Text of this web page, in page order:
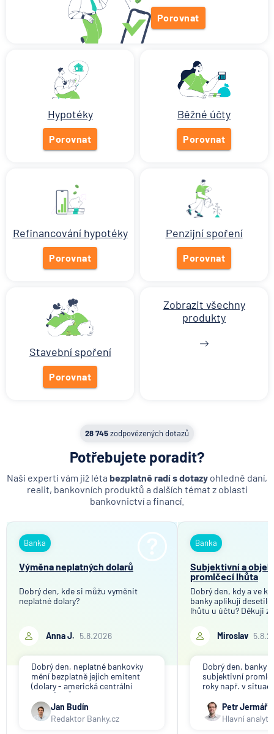
ČNB ponechala úroky,
klíčový je ale výhled inflace
Hypotéka
Partners Banka spouští
nákup a prodej bitcoinu
přímo v Partners App
Když rozhoduje stres: nové
triky bankovních podvodníků
6.8.2026 Banka
Porovnat
Hypotéky
Porovnat
Běžné účty
Porovnat
Refinancování hypotéky
Porovnat
Penzijní spoření
Porovnat
Stavební spoření
Porovnat
Zobrazit všechny
produkty
28 745zodpovězených dotazů
Potřebujete poradit?
Naši experti vám již léta bezplatně radí s dotazy ohledně daní,
realit, bankovních produktů a dalších témat z oblasti
bankovnictví a financí.
Banka
Výměna neplatných dolarů
Dobrý den, kde si můžu vyměnit
neplatné dolary?
Anna J. 5.8.2026
Dobrý den, neplatné bankovky
mění bezplatně jejich emitent
(dolary - americká centrální
banka). V ČR nikdo tuto službu
nenabízí (ani na komerční bázi).
Jan Budín
Redaktor Banky.cz
Banka
Subjektivní a
promlčecí lhůta
Dobrý den, kdy a ve
banky aplikují
lhůtu u účtu? Děkuji
Miroslav
Dobrý den, banky
subjektivní
roky např. v
výběru peněz.
promlčecí lhůta 10
aplikována
Petr Jermář
Hlavní